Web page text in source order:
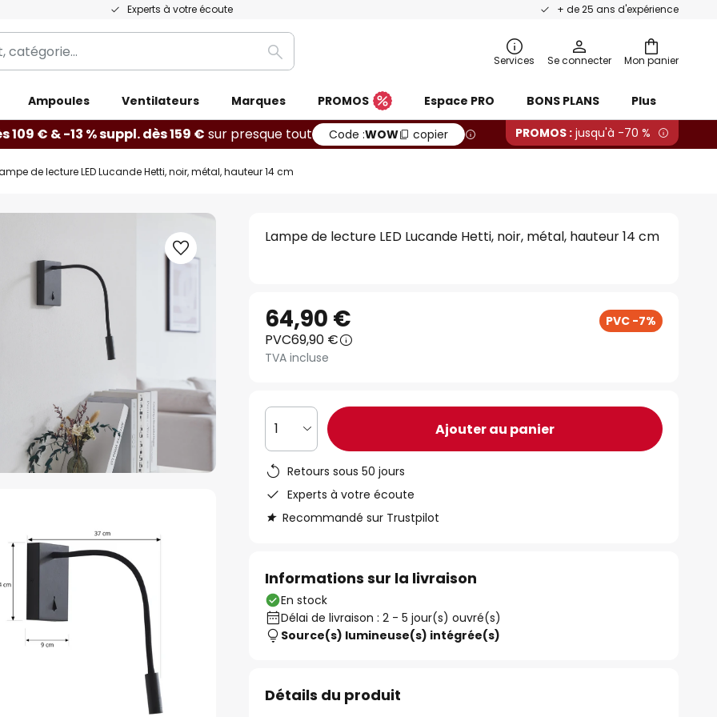
Experts à votre écoute + de 25 ans d'expérience
Mon panier
Rechercher Services Se connecter
Ampoules Ventilateurs Marques PROMOS Espace PRO BONS PLANS Plus
109 € & -13 % suppl. dès 159 € sur presque tout Code :WOW copier PROMOS : jusqu'à -70 %
de lecture LED Lucande Hetti, noir, métal, hauteur 14 cm
Lampe de lecture LED Lucande Hetti, noir, métal, hauteur 14 cm
64,90 € PVC -7%
PVC69,90 €
TVA incluse
1 Ajouter au panier
Retours sous 50 jours
Experts à votre écoute
Recommandé sur Trustpilot
Informations sur la livraison
En stock
Délai de livraison : 2 - 5 jour(s) ouvré(s)
Source(s) lumineuse(s) intégrée(s)
Détails du produit